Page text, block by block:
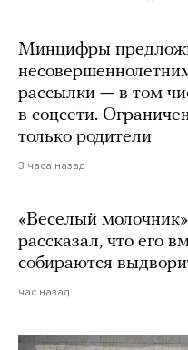
Минцифры
рассылки — в том
в соцсети.
только родители
3 часа назад
«Веселый
рассказал, что его
собираются
час назад